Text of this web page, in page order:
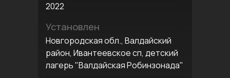
2022
Установлен
Новгородская обл., Валдайский
район, Ивантеевское сп, детский
лагерь "Валдайская Робинзонада"